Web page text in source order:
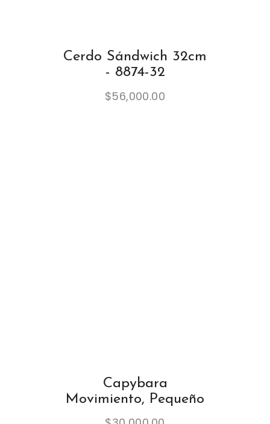
Cerdo Sándwich 32cm
- 8874-32
$56,000.00
Capybara
Movimiento, Pequeño